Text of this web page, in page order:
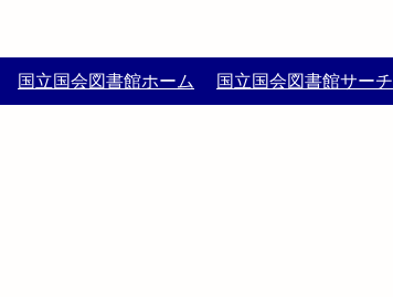
国立国会図書館ホーム 国立国会図書館サーチ